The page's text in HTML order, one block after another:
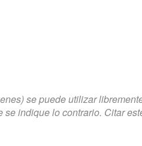
se puede utilizar
indique lo contrario. Citar